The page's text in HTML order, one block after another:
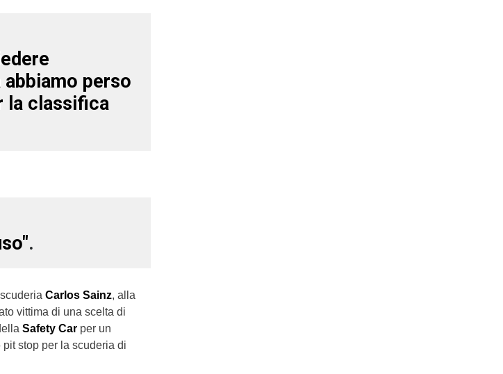
perso
la classifica
.
Carlos Sainz, alla
vittima di una scelta di
Safety Car per un
stop per la scuderia di